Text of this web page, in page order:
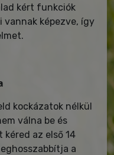
kért funkciók
vannak képezve, így
kockázatok nélkül
válna be és
az első 14
a